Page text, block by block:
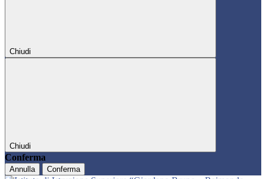
Chiudi
Chiudi
Conferma
Annulla Conferma